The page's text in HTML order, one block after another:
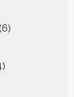
6
producten
94